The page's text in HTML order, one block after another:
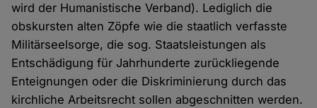
wird der Humanistische Verband). Lediglich die
obskursten alten Zöpfe wie die staatlich verfasste
Militärseelsorge, die sog. Staatsleistungen als
Entschädigung für Jahrhunderte zurückliegende
Enteignungen oder die Diskriminierung durch das
kirchliche Arbeitsrecht sollen abgeschnitten werden.